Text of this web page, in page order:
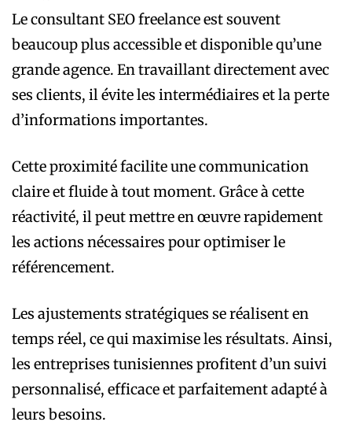
Le consultant SEO freelance est souvent
beaucoup plus accessible et disponible qu’une
grande agence. En travaillant directement avec
ses clients, il évite les intermédiaires et la perte
d’informations importantes.
Cette proximité facilite une communication
claire et fluide à tout moment. Grâce à cette
réactivité, il peut mettre en œuvre rapidement
les actions nécessaires pour optimiser le
référencement.
Les ajustements stratégiques se réalisent en
temps réel, ce qui maximise les résultats. Ainsi,
les entreprises tunisiennes profitent d’un suivi
personnalisé, efficace et parfaitement adapté à
leurs besoins.